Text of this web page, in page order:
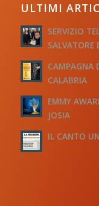
ULTIMI
SERVIZIO
SALVATORE
CAMPAGNA
CALABRIA
EMMY
JOSIA
IL CANTO